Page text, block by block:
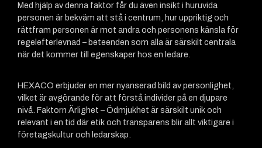
Med hjälp av denna faktor får du även insikt i huruvida
personen är bekväm att stå i centrum, hur uppriktig och
rättfram personen är mot andra och personens känsla för
regelefterlevnad – beteenden som alla är särskilt centrala
när det kommer till egenskaper hos en ledare.
HEXACO erbjuder en mer nyanserad bild av personlighet,
vilket är avgörande för att förstå individer på en djupare
nivå. Faktorn Ärlighet – Ödmjukhet är särskilt unik och
relevant i en tid där etik och transparens blir allt viktigare i
företagskultur och ledarskap.